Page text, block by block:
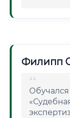
Филипп